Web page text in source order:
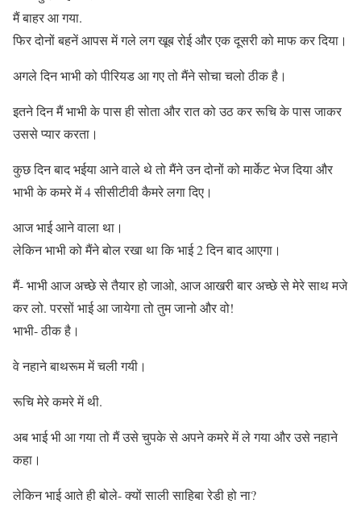
मैं बाहर आ गया.
फिर दोनों बहनें आपस में गले लग खूब रोई और एक दूसरी को माफ कर दिया।
अगले दिन भाभी को पीरियड आ गए तो मैंने सोचा चलो ठीक है।
इतने दिन मैं भाभी के पास ही सोता और रात को उठ कर रूचि के पास जाकर
उससे प्यार करता।
कुछ दिन बाद भईया आने वाले थे तो मैंने उन दोनों को मार्केट भेज दिया और
भाभी के कमरे में 4 सीसीटीवी कैमरे लगा दिए।
आज भाई आने वाला था।
लेकिन भाभी को मैंने बोल रखा था कि भाई 2 दिन बाद आएगा।
मैं- भाभी आज अच्छे से तैयार हो जाओ, आज आखरी बार अच्छे से मेरे साथ मजे
कर लो. परसों भाई आ जायेगा तो तुम जानो और वो!
भाभी- ठीक है।
वे नहाने बाथरूम में चली गयी।
रूचि मेरे कमरे में थी.
अब भाई भी आ गया तो मैं उसे चुपके से अपने कमरे में ले गया और उसे नहाने
कहा।
लेकिन भाई आते ही बोले- क्यों साली साहिबा रेडी हो ना?